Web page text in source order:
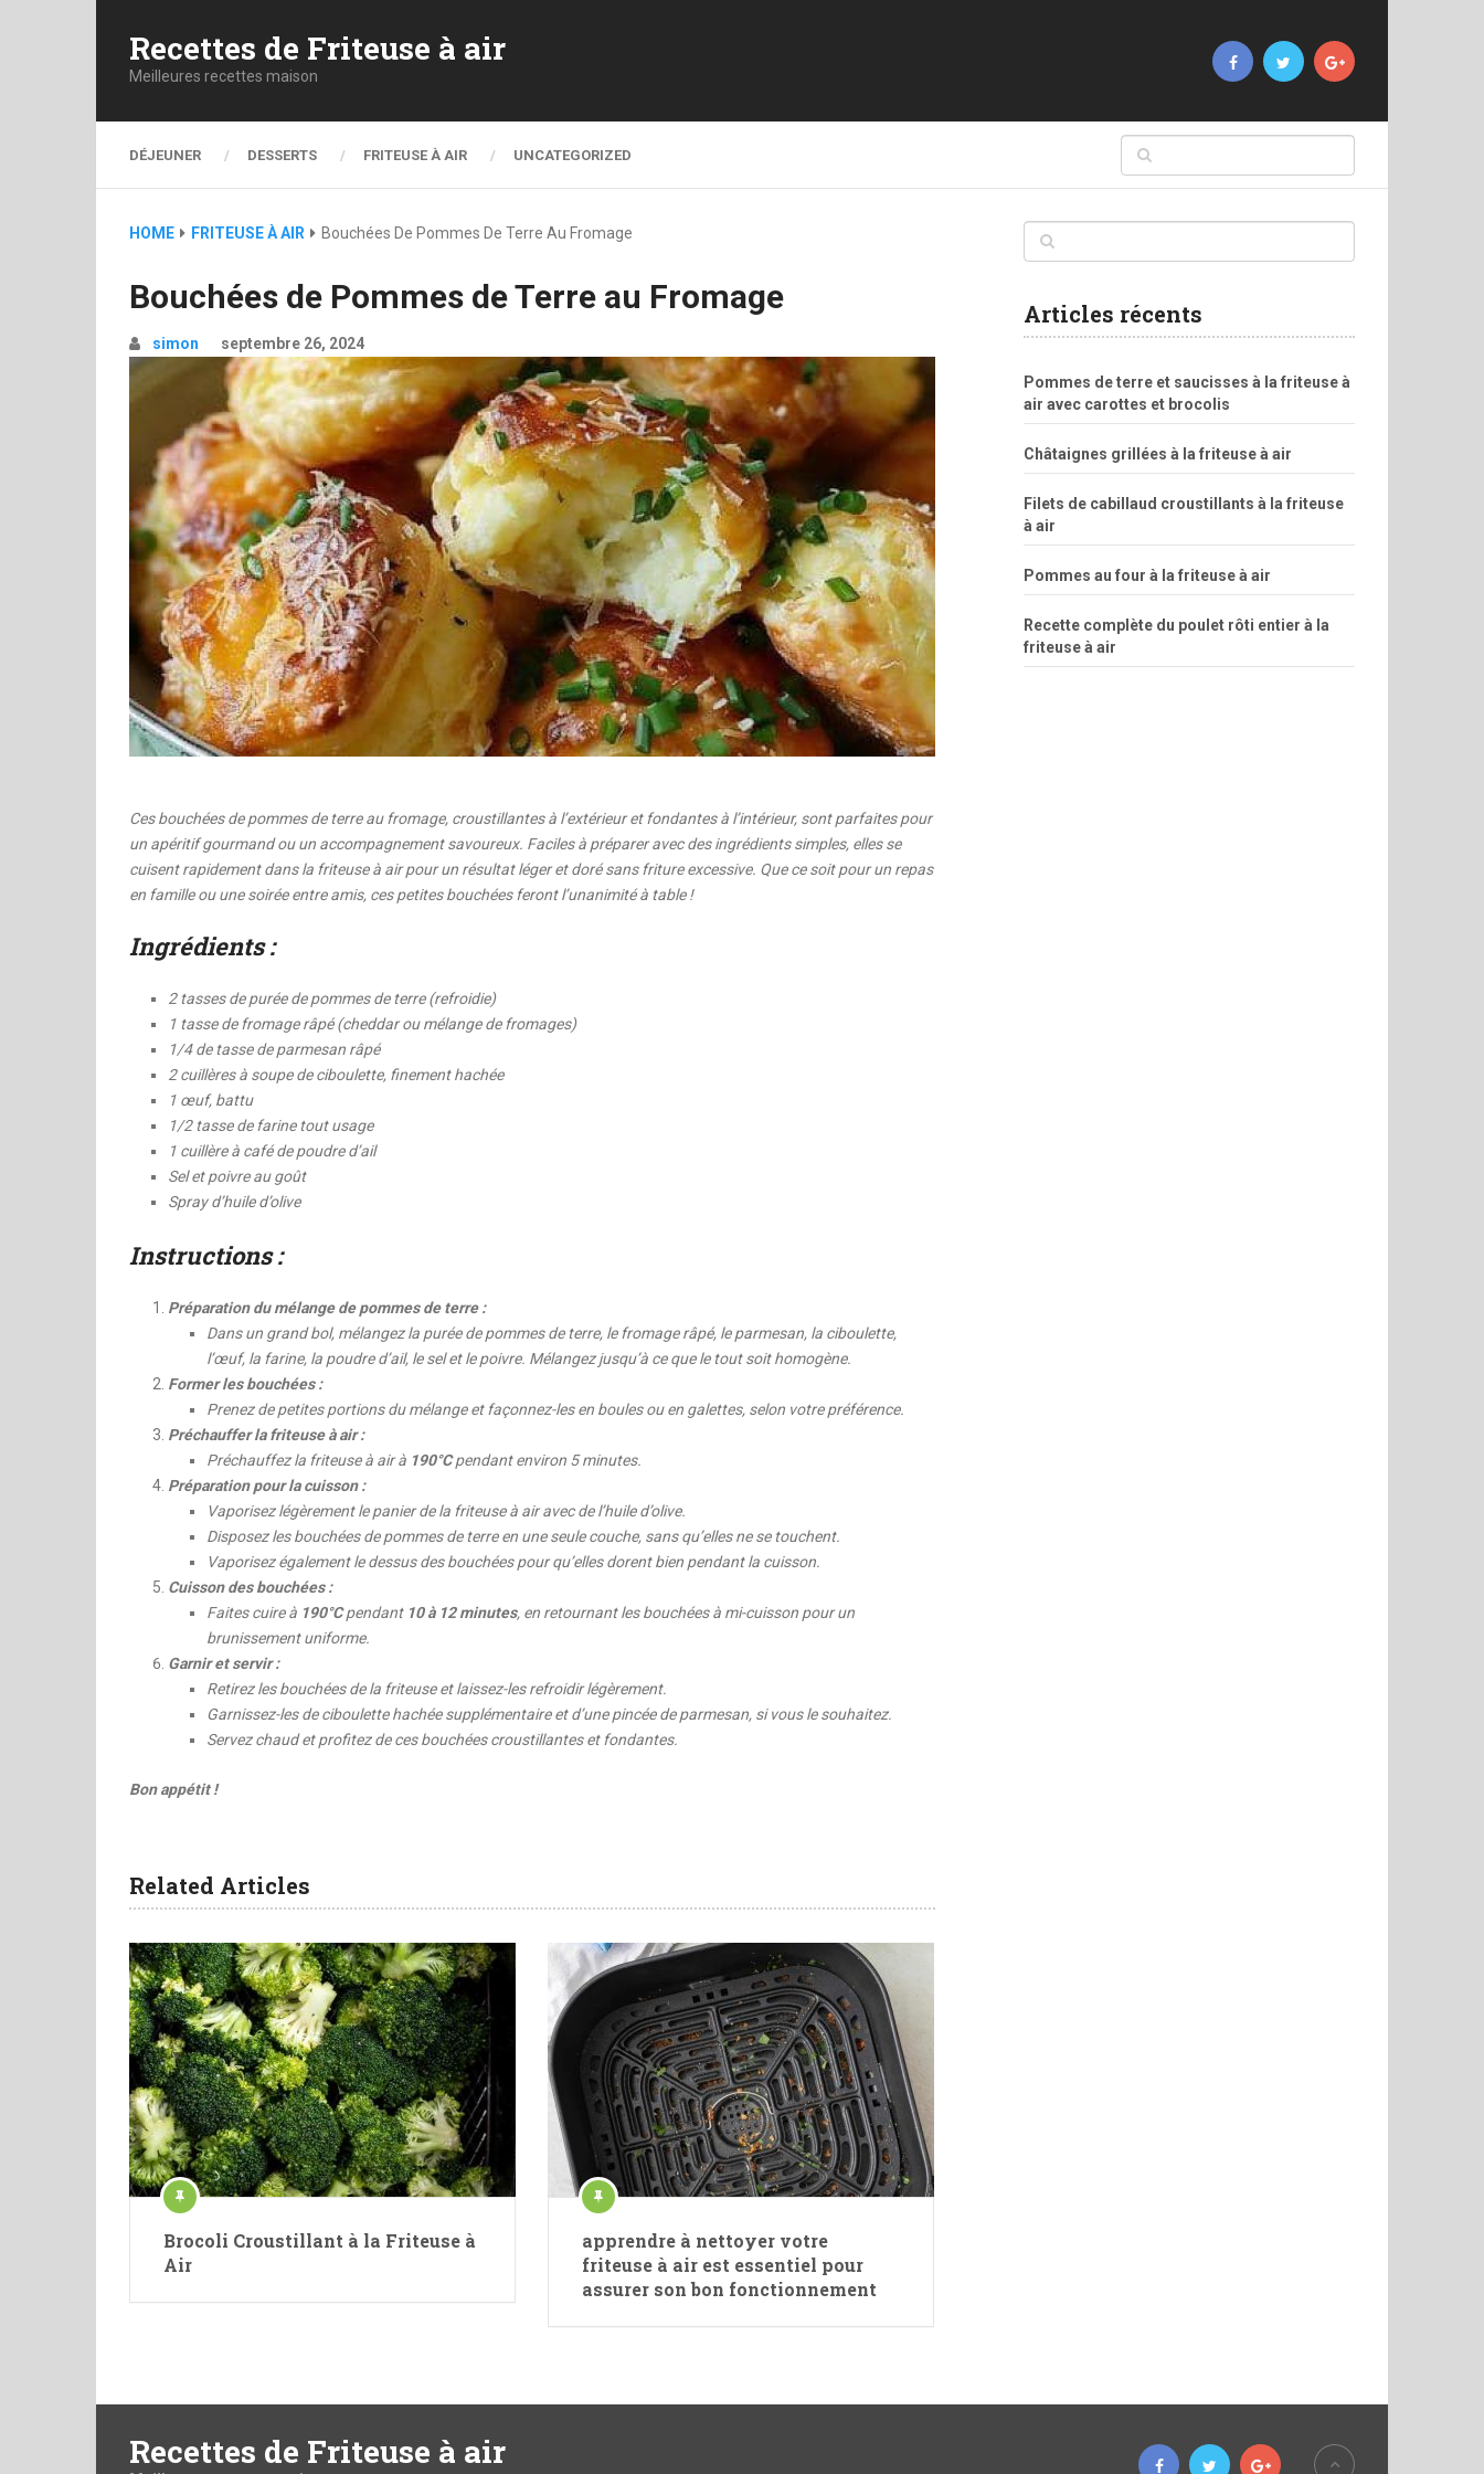
Recettes de Friteuse à air
Meilleures recettes maison
DÉJEUNER DESSERTS FRITEUSE À AIR UNCATEGORIZED
HOME FRITEUSE À AIR Bouchées De Pommes De Terre Au Fromage
Bouchées de Pommes de Terre au Fromage
simon septembre 26, 2024
Ces bouchées de pommes de terre au fromage, croustillantes à l’extérieur et fondantes à l’intérieur, sont parfaites pour
un apéritif gourmand ou un accompagnement savoureux. Faciles à préparer avec des ingrédients simples, elles se
cuisent rapidement dans la friteuse à air pour un résultat léger et doré sans friture excessive. Que ce soit pour un repas
en famille ou une soirée entre amis, ces petites bouchées feront l’unanimité à table !
Ingrédients :
2 tasses de purée de pommes de terre (refroidie)
1 tasse de fromage râpé (cheddar ou mélange de fromages)
1/4 de tasse de parmesan râpé
2 cuillères à soupe de ciboulette, finement hachée
1 œuf, battu
1/2 tasse de farine tout usage
1 cuillère à café de poudre d’ail
Sel et poivre au goût
Spray d’huile d’olive
Instructions :
Préparation du mélange de pommes de terre :
Dans un grand bol, mélangez la purée de pommes de terre, le fromage râpé, le parmesan, la ciboulette,
l’œuf, la farine, la poudre d’ail, le sel et le poivre. Mélangez jusqu’à ce que le tout soit homogène.
Former les bouchées :
Prenez de petites portions du mélange et façonnez-les en boules ou en galettes, selon votre préférence.
Préchauffer la friteuse à air :
Préchauffez la friteuse à air à 190°Cpendant environ 5 minutes.
Préparation pour la cuisson :
Vaporisez légèrement le panier de la friteuse à air avec de l’huile d’olive.
Disposez les bouchées de pommes de terre en une seule couche, sans qu’elles ne se touchent.
Vaporisez également le dessus des bouchées pour qu’elles dorent bien pendant la cuisson.
Cuisson des bouchées :
Faites cuire à 190°Cpendant 10 à 12 minutes, en retournant les bouchées à mi-cuisson pour un
brunissement uniforme.
Garnir et servir :
Retirez les bouchées de la friteuse et laissez-les refroidir légèrement.
Garnissez-les de ciboulette hachée supplémentaire et d’une pincée de parmesan, si vous le souhaitez.
Servez chaud et profitez de ces bouchées croustillantes et fondantes.
Bon appétit !
Related Articles
Brocoli Croustillant à la Friteuse à
Air
apprendre à nettoyer votre
friteuse à air est essentiel pour
assurer son bon fonctionnement
Articles récents
Pommes de terre et saucisses à la friteuse à
air avec carottes et brocolis
Châtaignes grillées à la friteuse à air
Filets de cabillaud croustillants à la friteuse
à air
Pommes au four à la friteuse à air
Recette complète du poulet rôti entier à la
friteuse à air
Recettes de Friteuse à air